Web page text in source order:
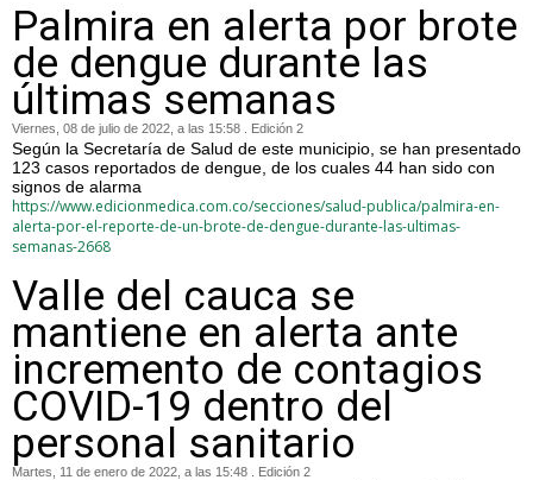
Palmira en alerta por brote
de dengue durante las
últimas semanas
Viernes, 08 de julio de 2022, a las 15:58 . Edición 2
Según la Secretaría de Salud de este municipio, se han presentado
123 casos reportados de dengue, de los cuales 44 han sido con
signos de alarma
https://www.edicionmedica.com.co/secciones/salud-publica/palmira-en-
alerta-por-el-reporte-de-un-brote-de-dengue-durante-las-ultimas-
semanas-2668
Valle del cauca se
mantiene en alerta ante
incremento de contagios
COVID-19 dentro del
personal sanitario
Martes, 11 de enero de 2022, a las 15:48 . Edición 2